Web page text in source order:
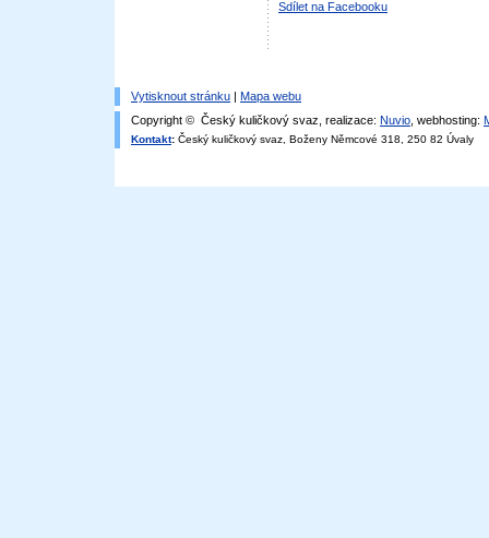
Sdílet na Facebooku
Vytisknout stránku | Mapa webu
Copyright © Český kuličkový svaz, realizace: Nuvio , webhosting:
Kontakt: Český kuličkový svaz, Boženy Němcové 318, 250 82 Úvaly